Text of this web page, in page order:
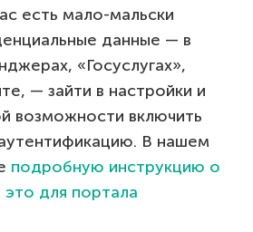
есть мало-мальски
данные — в
«Госуслугах»,
— зайти в настройки и
возможности включить
В нашем
подробную инструкцию о
для портала